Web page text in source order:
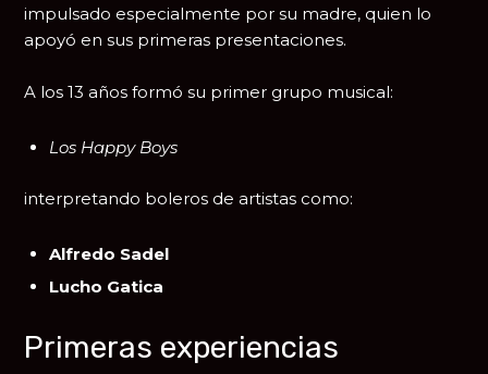
impulsado especialmente por su madre, quien lo
apoyó en sus primeras presentaciones.
A los 13 años formó su primer grupo musical:
Los Happy Boys
interpretando boleros de artistas como:
Alfredo Sadel
Lucho Gatica
Primeras experiencias